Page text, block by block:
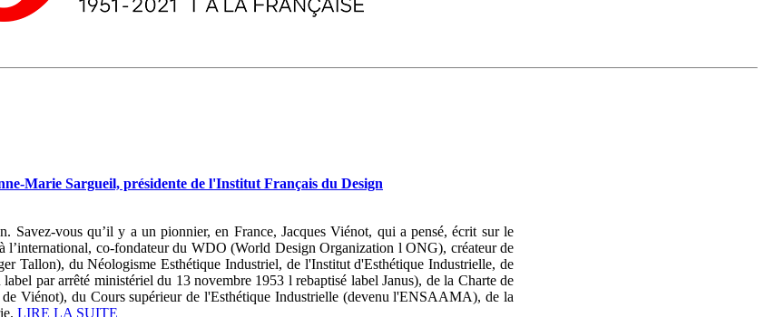
Marie Sargueil, présidente de l'Institut Français du Design
Savez-vous qu’il y a un pionnier, en France, Jacques Viénot, qui a pensé, écrit sur le
l’international, co-fondateur du WDO (World Design Organization l ONG), créateur de
Tallon), du Néologisme Esthétique Industriel, de l'Institut d'Esthétique Industrielle, de
par arrêté ministériel du 13 novembre 1953 l rebaptisé label Janus), de la Charte de
Viénot), du Cours supérieur de l'Esthétique Industrielle (devenu l'ENSAAMA), de la
LIRE LA SUITE